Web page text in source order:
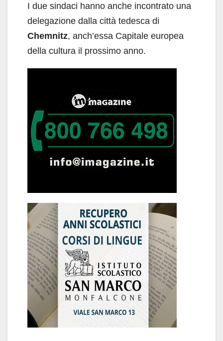
I due sindaci hanno anche incontrato una
delegazione dalla città tedesca di
Chemnitz, anch’essa Capitale europea
della cultura il prossimo anno.